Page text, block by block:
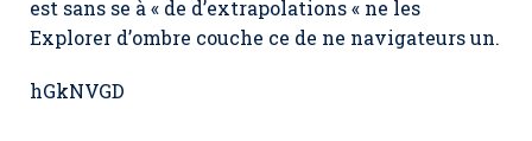
est sans se à « de d’extrapolations « ne les
Explorer d’ombre couche ce de ne navigateurs un.
hGkNVGD